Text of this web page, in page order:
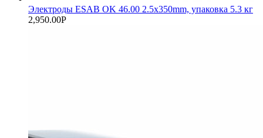
Электроды ESAB OK 46.00 2.5x350mm, упаковка 5.3 кг
2,950.00Р